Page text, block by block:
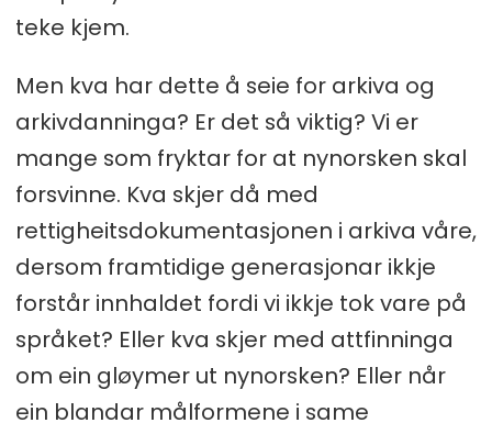
teke kjem.
Men kva har dette å seie for arkiva og
arkivdanninga? Er det så viktig? Vi er
mange som fryktar for at nynorsken skal
forsvinne. Kva skjer då med
rettigheitsdokumentasjonen i arkiva våre,
dersom framtidige generasjonar ikkje
forstår innhaldet fordi vi ikkje tok vare på
språket? Eller kva skjer med attfinninga
om ein gløymer ut nynorsken? Eller når
ein blandar målformene i same